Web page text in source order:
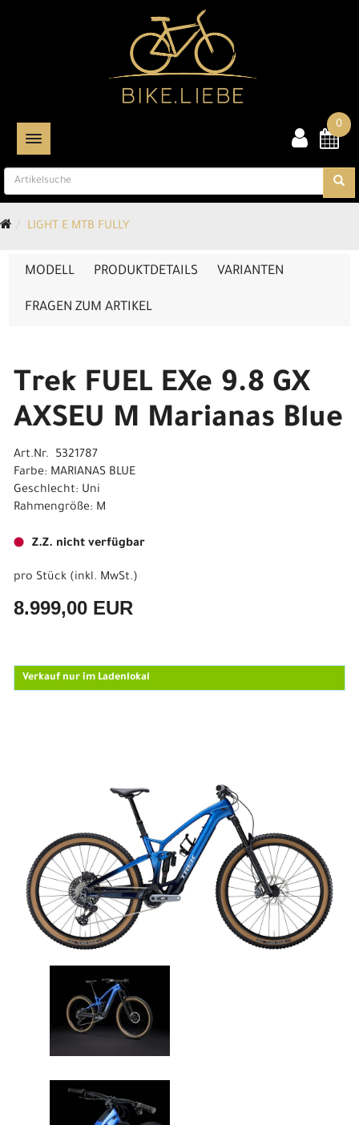
TOGGLE NAVIGATION
0
LIGHT E MTB FULLY
MODELL PRODUKTDETAILS VARIANTEN
FRAGEN ZUM ARTIKEL
Trek FUEL EXe 9.8 GX
AXSEU M Marianas Blue
Art.Nr. 5321787
Farbe: MARIANAS BLUE
Geschlecht: Uni
Rahmengröße: M
Z.Z. nicht verfügbar
pro Stück (inkl. MwSt.)
8.999,00 EUR
Verkauf nur im Ladenlokal